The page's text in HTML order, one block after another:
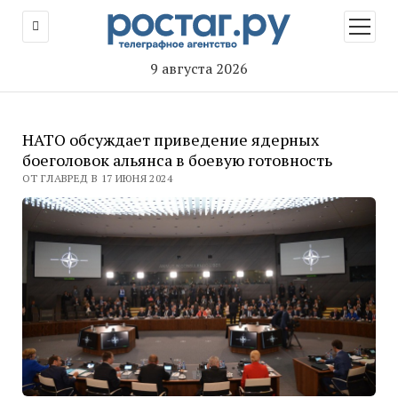
9 августа 2026
меню
НАТО обсуждает приведение ядерных
боеголовок альянса в боевую готовность
ОТ ГЛАВРЕД В 17 ИЮНЯ 2024